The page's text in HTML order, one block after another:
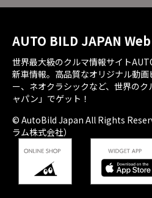
AUTO BILD JAPAN Web
世界最大級のクルマ情報サイト
新車情報。高品質なオリジナル動
ー、ネオクラシックなど、世界の
ャパン」でゲット！
© AutoBild Japan All Rights
ラム株式会社）